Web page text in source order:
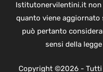
Istitutonervilentini.it non
quanto viene aggiornato
può pertanto
sensi della
Copyright ©2026 -